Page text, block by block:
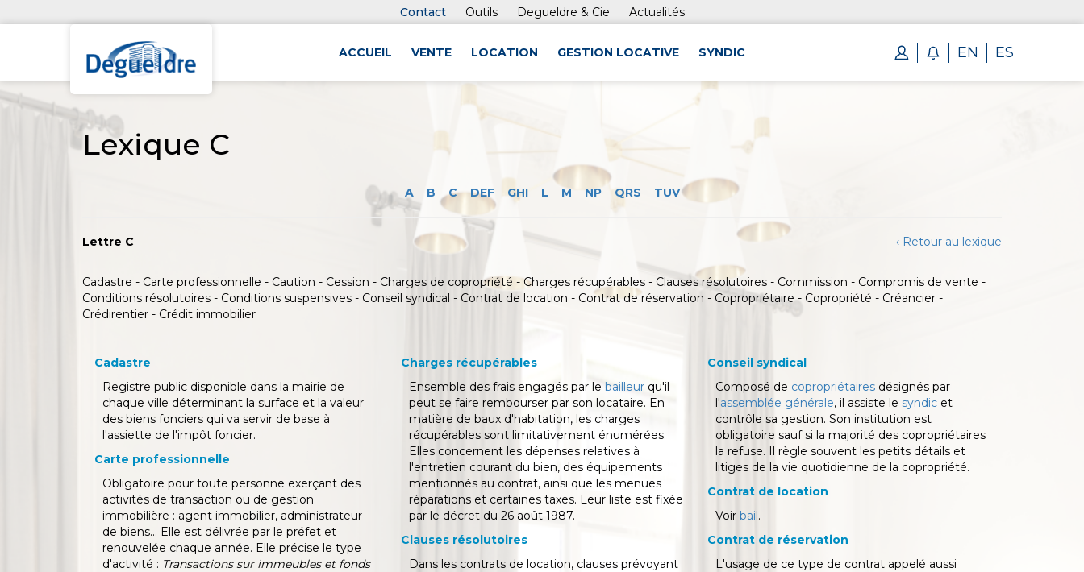
Contact Outils Degueldre & Cie Actualités
ACCUEIL VENTE LOCATION GESTION LOCATIVE SYNDIC EN ES
Lexique C
A B C DEF GHI L M NP QRS TUV
Lettre C ‹ Retour au lexique
Cadastre - Carte professionnelle - Caution - Cession - Charges de copropriété - Charges récupérables - Clauses résolutoires - Commission - Compromis de vente -
Conditions résolutoires - Conditions suspensives - Conseil syndical - Contrat de location - Contrat de réservation - Copropriétaire - Copropriété - Créancier -
Crédirentier - Crédit immobilier
Cadastre
Registre public disponible dans la mairie de
chaque ville déterminant la surface et la valeur
des biens fonciers qui va servir de base à
l'assiette de l'impôt foncier.
Carte professionnelle
Obligatoire pour toute personne exerçant des
activités de transaction ou de gestion
immobilière : agent immobilier, administrateur
de biens... Elle est délivrée par le préfet et
renouvelée chaque année. Elle précise le type
d'activité : Transactions sur immeubles et fonds
Charges récupérables
Ensemble des frais engagés par le bailleur qu'il
peut se faire rembourser par son locataire. En
matière de baux d'habitation, les charges
récupérables sont limitativement énumérées.
Elles concernent les dépenses relatives à
l'entretien courant du bien, des équipements
mentionnés au contrat, ainsi que les menues
réparations et certaines taxes. Leur liste est fixée
par le décret du 26 août 1987.
Clauses résolutoires
Dans les contrats de location, clauses prévoyant
Conseil syndical
Composé de copropriétaires désignés par
l'assemblée générale, il assiste le syndic et
contrôle sa gestion. Son institution est
obligatoire sauf si la majorité des copropriétaires
la refuse. Il règle souvent les petits détails et
litiges de la vie quotidienne de la copropriété.
Contrat de location
Voir bail.
Contrat de réservation
L'usage de ce type de contrat appelé aussi